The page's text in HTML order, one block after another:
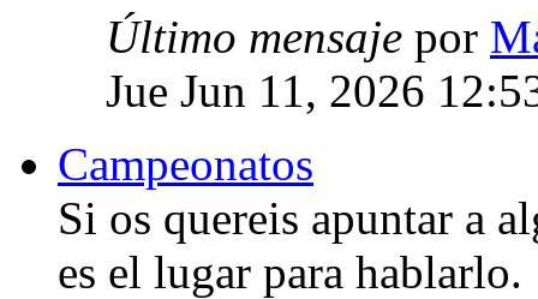
Último mensaje por
Jue Jun 11, 2026
Campeonatos
Si os quereis apuntar a
es el lugar para hablarlo.